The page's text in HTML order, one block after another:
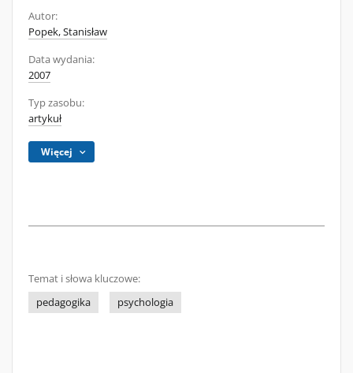
Autor:
Popek, Stanisław
Data wydania:
2007
Typ zasobu:
artykuł
Więcej
Temat i słowa kluczowe:
pedagogika
psychologia